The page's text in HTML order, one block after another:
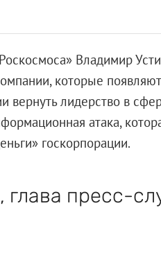
Владимир
которые
вернуть лидерство в
атака,
госкорпорации.
глава пресс-